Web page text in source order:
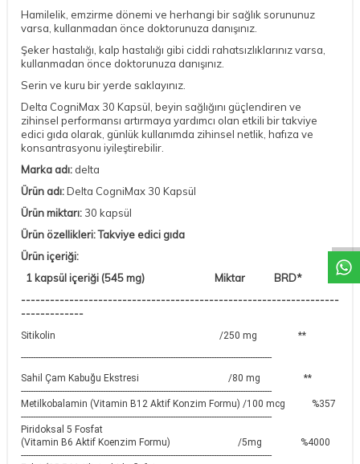
Hamilelik, emzirme dönemi ve herhangi bir sağlık sorununuz
varsa, kullanmadan önce doktorunuza danışınız.
Şeker hastalığı, kalp hastalığı gibi ciddi rahatsızlıklarınız varsa,
kullanmadan önce doktorunuza danışınız.
Serin ve kuru bir yerde saklayınız.
Delta CogniMax 30 Kapsül, beyin sağlığını güçlendiren ve
zihinsel performansı artırmaya yardımcı olan etkili bir takviye
edici gıda olarak, günlük kullanımda zihinsel netlik, hafıza ve
konsantrasyonu iyileştirebilir.
Marka adı: delta
Ürün adı:Delta CogniMax 30 Kapsül
Ürün miktarı: 30 kapsül
Ürün özellikleri: Takviye edici gıda
Ürün içeriği:
1 kapsül içeriği (545 mg) Miktar BRD*
------------------------------------------------------------------
-------------
Sitikolin /250 mg **
--------------------------------------------------------------------------------------------------------
Sahil Çam Kabuğu Ekstresi /80 mg **
--------------------------------------------------------------------------------------------------------
Metilkobalamin (Vitamin B12 Aktif Konzim Formu) /100 mcg %357
--------------------------------------------------------------------------------------------------------
Piridoksal 5 Fosfat
(Vitamin B6 Aktif Koenzim Formu) /5mg %4000
--------------------------------------------------------------------------------------------------------